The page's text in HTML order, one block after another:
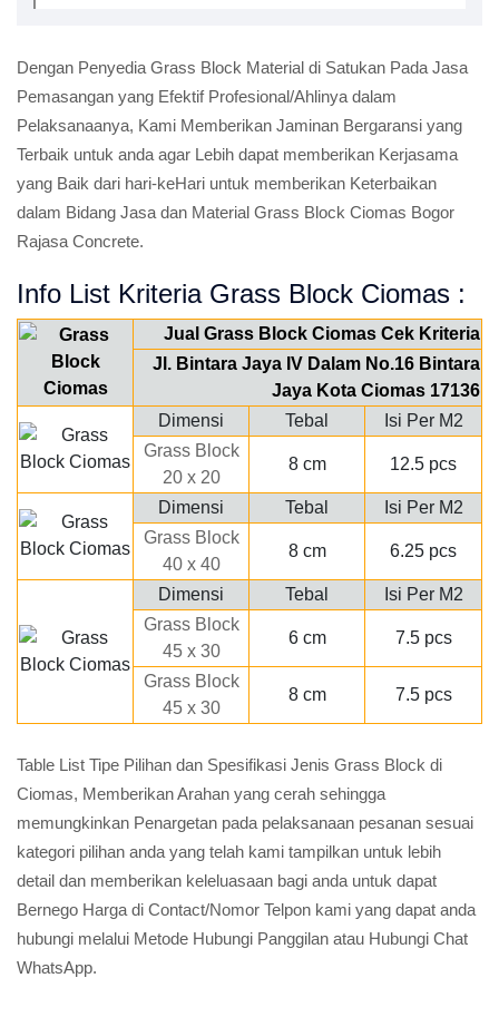
Dengan Penyedia Grass Block Material di Satukan Pada Jasa
Pemasangan yang Efektif Profesional/Ahlinya dalam
Pelaksanaanya, Kami Memberikan Jaminan Bergaransi yang
Terbaik untuk anda agar Lebih dapat memberikan Kerjasama
yang Baik dari hari-keHari untuk memberikan Keterbaikan
dalam Bidang Jasa dan Material Grass Block Ciomas Bogor
Rajasa Concrete.
Info List Kriteria Grass Block Ciomas :
Jual Grass Block Ciomas Cek Kriteria
Jl. Bintara Jaya IV Dalam No.16 Bintara
Jaya Kota Ciomas 17136
Dimensi
Tebal
Isi Per M2
Grass Block
20 x 20
8 cm 12.5 pcs
Dimensi Tebal
Isi Per M2
Grass Block
40 x 40
8 cm 6.25 pcs
Dimensi Tebal
Isi Per M2
Grass Block
45 x 30
6 cm 7.5 pcs
Grass Block
45 x 30
8 cm 7.5 pcs
Table List Tipe Pilihan dan Spesifikasi Jenis Grass Block di
Ciomas, Memberikan Arahan yang cerah sehingga
memungkinkan Penargetan pada pelaksanaan pesanan sesuai
kategori pilihan anda yang telah kami tampilkan untuk lebih
detail dan memberikan keleluasaan bagi anda untuk dapat
Bernego Harga di Contact/Nomor Telpon kami yang dapat anda
hubungi melalui Metode Hubungi Panggilan atau Hubungi Chat
WhatsApp.